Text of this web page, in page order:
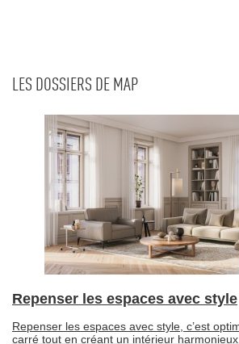
LES DOSSIERS DE MAP
Repenser les espaces avec style
Repenser les espaces avec style, c’est
carré tout en créant un intérieur